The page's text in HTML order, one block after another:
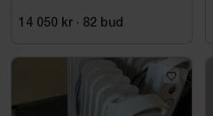
14 050 kr · 82 bud